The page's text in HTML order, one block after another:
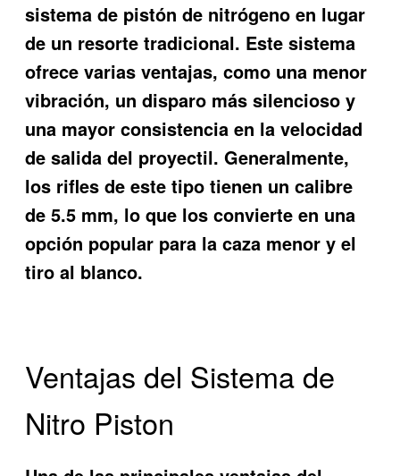
sistema de pistón de nitrógeno en lugar
de un resorte tradicional. Este sistema
ofrece varias ventajas, como una menor
vibración, un disparo más silencioso y
una mayor consistencia en la velocidad
de salida del proyectil. Generalmente,
los rifles de este tipo tienen un calibre
de 5.5 mm, lo que los convierte en una
opción popular para la caza menor y el
tiro al blanco.
Ventajas del Sistema de
Nitro Piston